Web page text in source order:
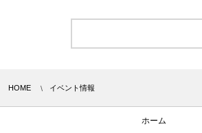
HOME イベント情報
ホーム